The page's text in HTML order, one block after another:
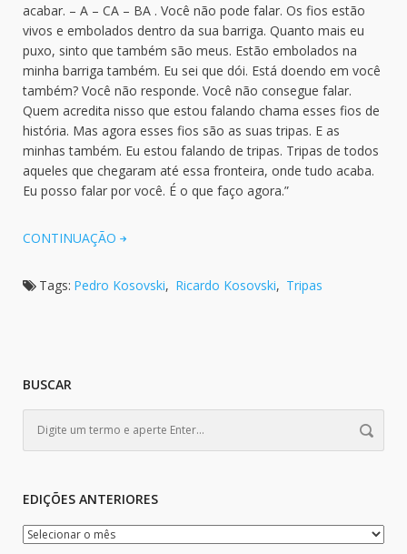
acabar. – A – CA – BA . Você não pode falar. Os fios estão
vivos e embolados dentro da sua barriga. Quanto mais eu
puxo, sinto que também são meus. Estão embolados na
minha barriga também. Eu sei que dói. Está doendo em você
também? Você não responde. Você não consegue falar.
Quem acredita nisso que estou falando chama esses fios de
história. Mas agora esses fios são as suas tripas. E as
minhas também. Eu estou falando de tripas. Tripas de todos
aqueles que chegaram até essa fronteira, onde tudo acaba.
Eu posso falar por você. É o que faço agora.”
CONTINUAÇÃO
Tags: Pedro Kosovski, Ricardo Kosovski, Tripas
BUSCAR
EDIÇÕES ANTERIORES